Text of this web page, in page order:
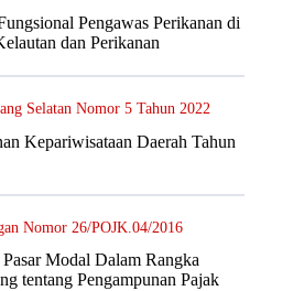
Pengawas Perikanan di
dan Perikanan
Selatan Nomor 5 Tahun 2022
Kepariwisataan Daerah Tahun
Nomor 26/POJK.04/2016
Modal Dalam Rangka
tentang Pengampunan Pajak